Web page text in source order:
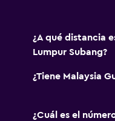
¿A qué distancia
Lumpur Subang?
¿Tiene Malaysia
¿Cuál es el